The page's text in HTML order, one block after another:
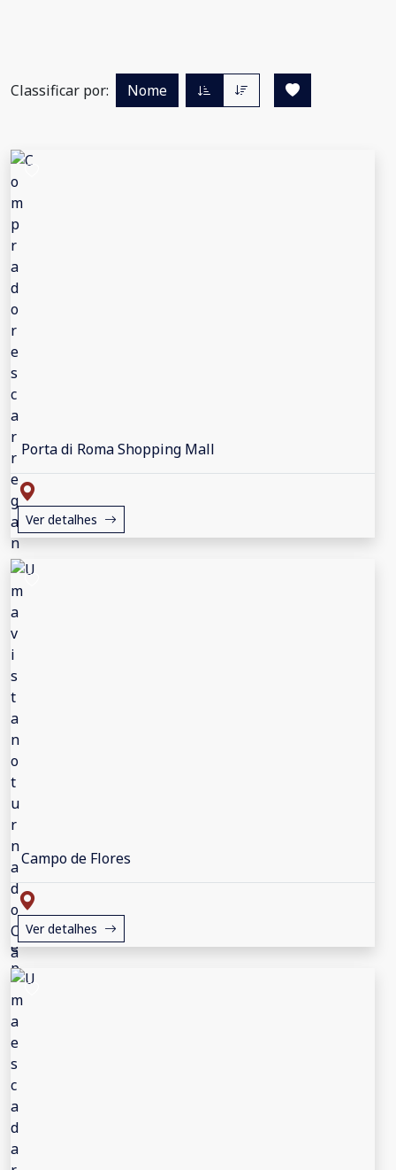
Classificar por: Nome
Porta di Roma Shopping Mall
Ver detalhes
Campo de Flores
Ver detalhes